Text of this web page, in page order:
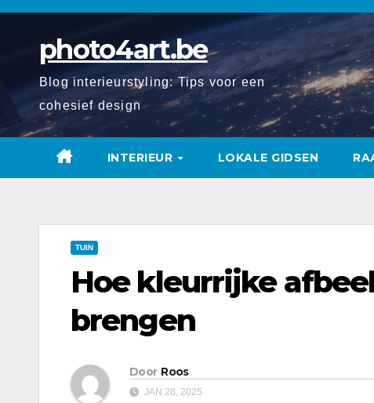
Spring
photo4art.be
Blog interieurstyling: Tips voor een
cohesief design
INTERIEUR LOKALE GIDSEN
TUIN
Hoe kleurrijke
brengen
Door Roos
JAN 28, 2025